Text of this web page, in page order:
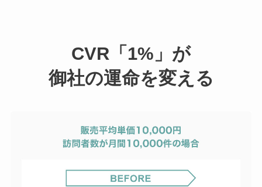
CVR「1%」が
御社の運命を変える